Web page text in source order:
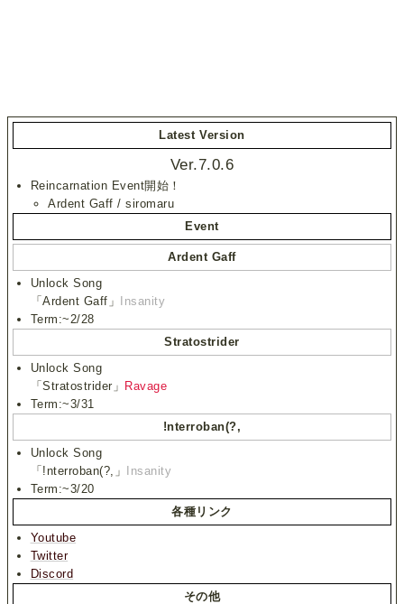
Latest Version
Ver.7.0.6
Reincarnation Event開始！
Ardent Gaff / siromaru
Event
Ardent Gaff
Unlock Song
「Ardent Gaff」
Insanity
Term:~2/28
Stratostrider
Unlock Song
「Stratostrider」 Ravage
Term:~3/31
!nterroban(?,
Unlock Song
「!nterroban(?,」
Insanity
Term:~3/20
各種リンク
Youtube
Twitter
Discord
その他